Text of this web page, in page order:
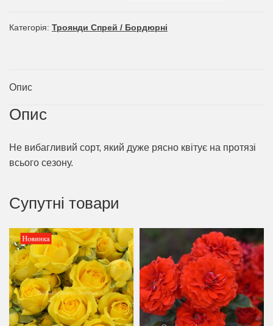
Категорія: Троянди Спрей / Бордюрні
Опис
Опис
Не вибагливий сорт, який дуже рясно квітує на протязі
всього сезону.
Супутні товари